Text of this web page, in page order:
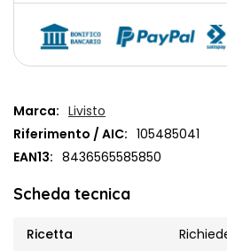
Marca: Livisto
Riferimento / AIC: 105485041
EAN13: 8436565585850
Scheda tecnica
Ricetta